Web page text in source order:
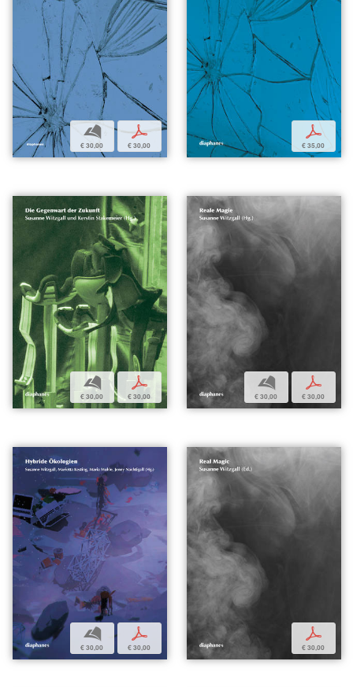
b
€ 30,00
p
€ 30,00
p
€ 35,00
b
€ 30,00
p
€ 30,00
b
€ 30,00
p
€ 30,00
b
€ 30,00
p
€ 30,00
p
€ 30,00